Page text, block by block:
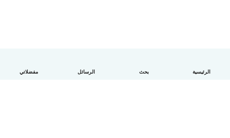
الرئيسية بحث الرسائل مفضلاتي